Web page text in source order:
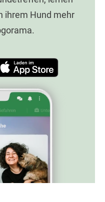
ihrem Hund mehr